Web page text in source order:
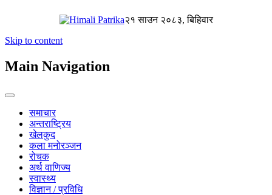
२१ साउन २०८३, बिहिवार
Skip to content
Main Navigation
समाचार
अन्तराष्ट्रिय
खेलकुद
कला मनोरञ्जन
रोचक
अर्थ वाणिज्य
स्वास्थ्य
विज्ञान / प्रविधि